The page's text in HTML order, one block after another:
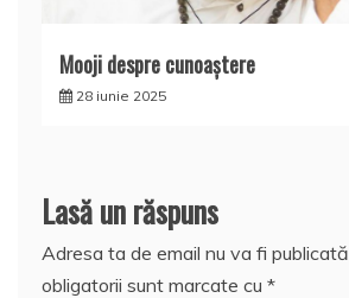
Mooji despre cunoaştere
28 iunie 2025
Lasă un răspuns
Adresa ta de email nu va fi publicată.
obligatorii sunt marcate cu *